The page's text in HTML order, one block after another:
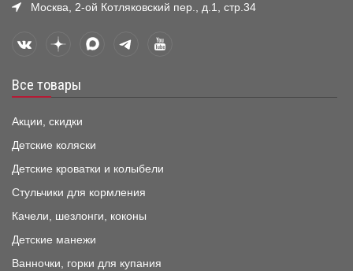
Москва, 2-ой Котляковский пер., д.1, стр.34
Все товары
Акции, скидки
Детские коляски
Детские кроватки и колыбели
Стульчики для кормления
Качели, шезлонги, коконы
Детские манежи
Ванночки, горки для купания